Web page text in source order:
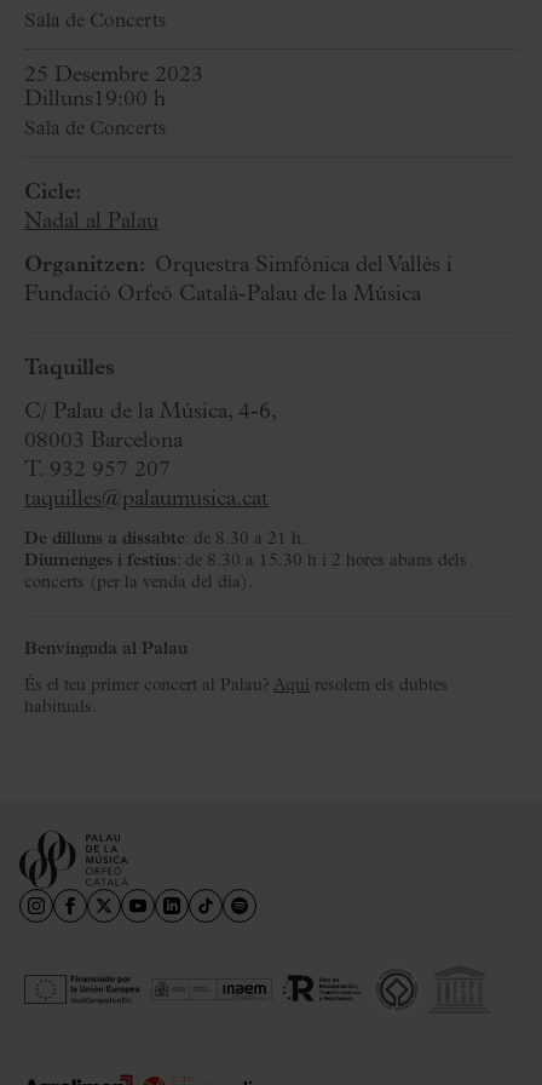
Sala de Concerts
25 Desembre 2023
Dilluns 19:00 h
Sala de Concerts
Cicle:
Nadal al Palau
Organitzen: Orquestra Simfònica del Vallès i
Fundació Orfeó Català-Palau de la Música
Taquilles
C/ Palau de la Música, 4-6,
08003 Barcelona
T. 932 957 207
taquilles@palaumusica.cat
De dilluns a dissabte: de 8.30 a 21 h.
Diumenges i festius: de 8.30 a 15.30 h i 2 hores abans dels
concerts (per la venda del dia).
Benvinguda al Palau
És el teu primer concert al Palau? Aquí resolem els dubtes
habituals.